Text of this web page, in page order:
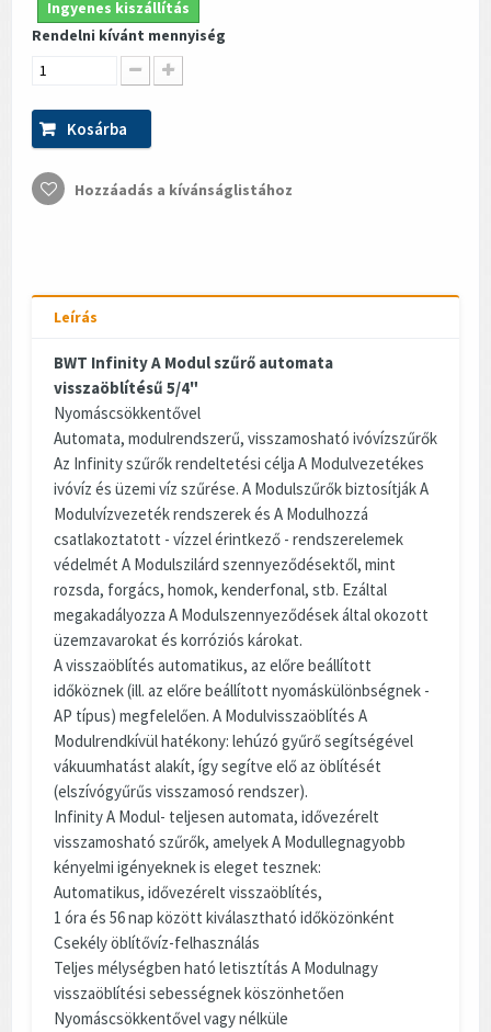
Ingyenes kiszállítás
Rendelni kívánt mennyiség
Kosárba
Hozzáadás a kívánságlistához
Leírás
BWT Infinity A Modul szűrő automata
visszaöblítésű 5/4"
Nyomáscsökkentővel
Automata, modulrendszerű, visszamosható ivóvízszűrők
Az Infinity szűrők rendeltetési célja A Modulvezetékes
ivóvíz és üzemi víz szűrése. A Modulszűrők biztosítják A
Modulvízvezeték rendszerek és A Modulhozzá
csatlakoztatott - vízzel érintkező - rendszerelemek
védelmét A Modulszilárd szennyeződésektől, mint
rozsda, forgács, homok, kenderfonal, stb. Ezáltal
megakadályozza A Modulszennyeződések által okozott
üzemzavarokat és korróziós károkat.
A visszaöblítés automatikus, az előre beállított
időköznek (ill. az előre beállított nyomáskülönbségnek -
AP típus) megfelelően. A Modulvisszaöblítés A
Modulrendkívül hatékony: lehúzó gyűrő segítségével
vákuumhatást alakít, így segítve elő az öblítését
(elszívógyűrűs visszamosó rendszer).
Infinity A Modul- teljesen automata, idővezérelt
visszamosható szűrők, amelyek A Modullegnagyobb
kényelmi igényeknek is eleget tesznek:
Automatikus, idővezérelt visszaöblítés,
1 óra és 56 nap között kiválasztható időközönként
Csekély öblítővíz-felhasználás
Teljes mélységben ható letisztítás A Modulnagy
visszaöblítési sebességnek köszönhetően
Nyomáscsökkentővel vagy nélküle